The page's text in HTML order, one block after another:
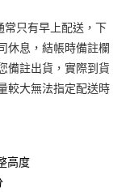
行
業銀行
業銀行
行
業銀行
行
業銀行
業銀行
行
）商業銀行
常只有早上配送，下
休息，結帳時備註欄
備註出貨，實際到貨
較大無法指定配送時
高度